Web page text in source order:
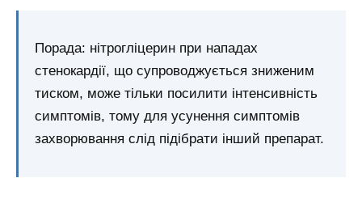
Порада: нітрогліцерин при нападах
стенокардії, що супроводжується зниженим
тиском, може тільки посилити інтенсивність
симптомів, тому для усунення симптомів
захворювання слід підібрати інший препарат.